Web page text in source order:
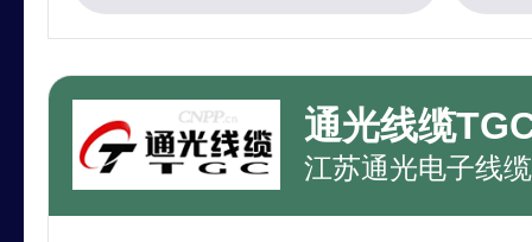
通光线缆